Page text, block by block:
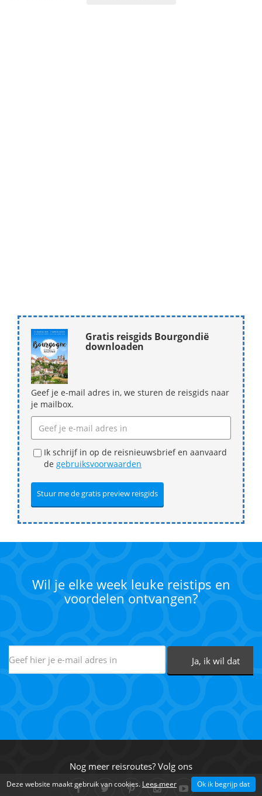
Gratis reisgids Bourgondië
downloaden
Geef je e-mail adres in, we sturen de reisgids naar
je mailbox.
Ik schrijf in op de reisnieuwsbrief en aanvaard
de gebruiksvoorwaarden
Wil je elke week leuke reistips en
voordelen ontvangen?
Nog meer reisroutes? Volg ons
Deze website maakt gebruik van cookies. Lees meer Ok ik begrijp dat